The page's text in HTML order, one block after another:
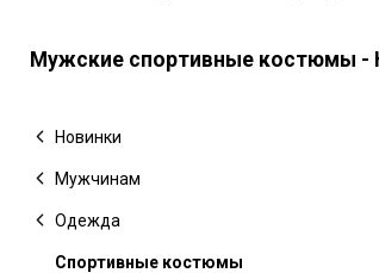
Мужские спортивные костюмы -
Новинки
Мужчинам
Одежда
Cпортивные костюмы